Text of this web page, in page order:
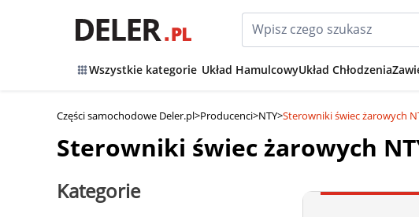
Wszystkie kategorie Układ HamulcowyUkład Chłodzenia
Części samochodowe Deler.pl>Producenci>NTY>Sterowniki świec żarowych
Sterowniki świec żarowych
Kategorie